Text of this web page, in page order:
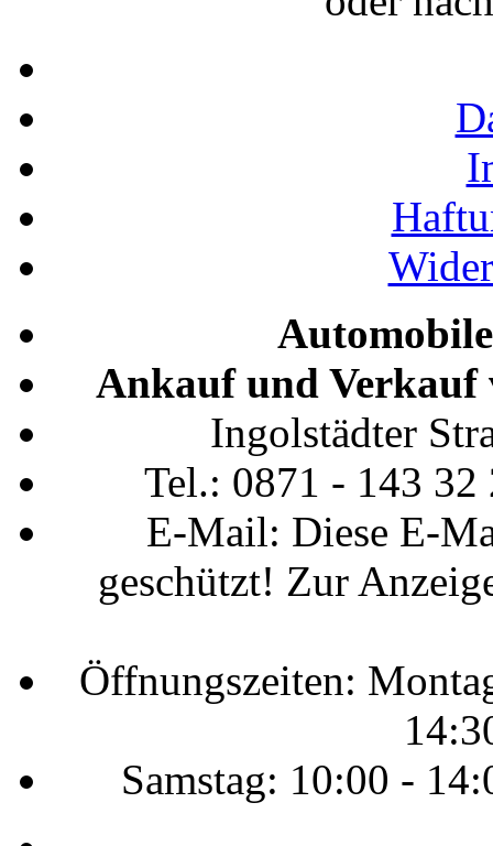
Ankauf und Verkauf
Ingolstädter
Tel.: 0871 - 143
E-Mail: Diese E-
geschützt! Zur
Öffnungszeiten:
Samstag: 10:00 -